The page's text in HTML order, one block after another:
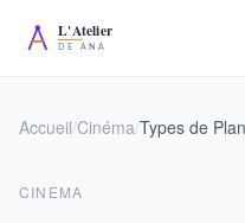
Accueil/Cinéma/
CINEMA